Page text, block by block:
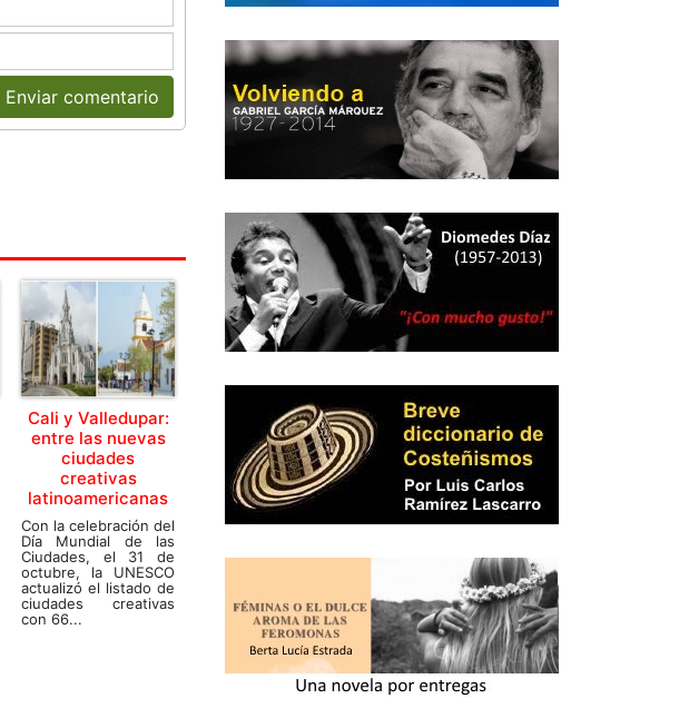
Enviar comentario
Cali y Valledupar:
entre las nuevas
ciudades
creativas
latinoamericanas
Con la celebración del
Día Mundial de las
Ciudades, el 31 de
octubre, la UNESCO
actualizó el listado de
ciudades creativas
con 66...